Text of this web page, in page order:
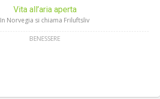
Vita all’aria aperta
In Norvegia si chiama Friluftsliv
BENESSERE